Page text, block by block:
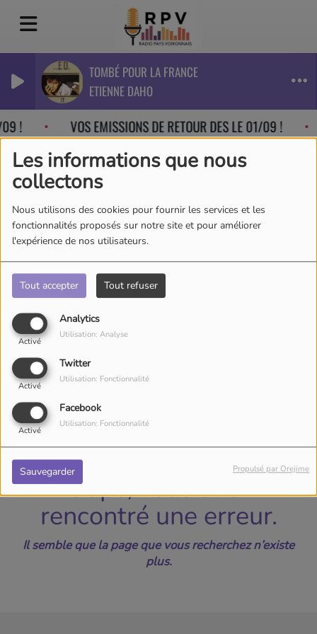
Les informations que nous
collectons
Nous utilisons des cookies pour fournir les services et les
fonctionnalités proposés sur notre site et pour améliorer
l'expérience de nos utilisateurs.
Tout accepter Tout refuser
Analytics
Activé
Utilisation: Analyse
Twitter
Activé
Utilisation: Fonctionnalité
Facebook
Activé
Utilisation: Fonctionnalité
Sauvegarder Propulsé par Orejime
TOMBÉ POUR LA FRANCE
ETIENNE DAHO
! VOS EMISSIONS DE RETOUR DES LE 01/09 !
Oups, vous avez
rencontré une erreur.
Il semble que la page que vous recherchez n’existe
plus.